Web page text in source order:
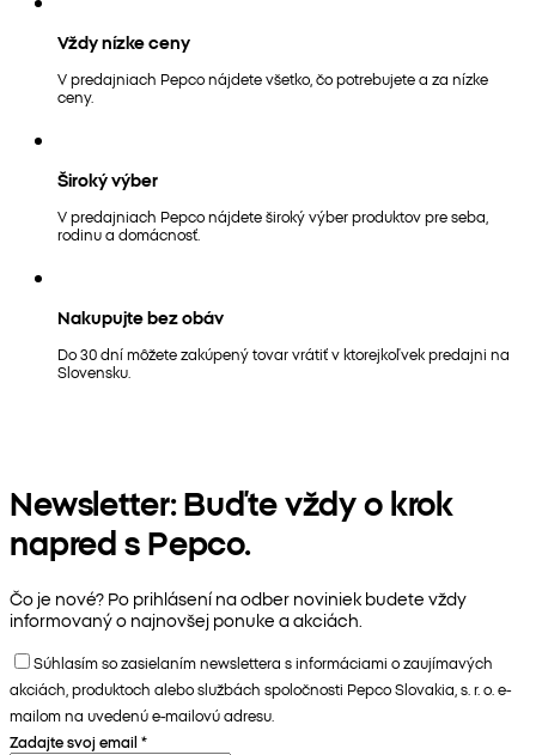
Vždy nízke ceny
V predajniach Pepco nájdete všetko, čo potrebujete a za nízke
ceny.
Široký výber
V predajniach Pepco nájdete široký výber produktov pre seba,
rodinu a domácnosť.
Nakupujte bez obáv
Do 30 dní môžete zakúpený tovar vrátiť v ktorejkoľvek predajni na
Slovensku.
Newsletter: Buďte vždy o krok
napred s Pepco.
Čo je nové? Po prihlásení na odber noviniek budete vždy
informovaný o najnovšej ponuke a akciách.
Súhlasím so zasielaním newslettera s informáciami o zaujímavých
akciách, produktoch alebo službách spoločnosti Pepco Slovakia, s. r. o. e-
mailom na uvedenú e-mailovú adresu.
Zadajte svoj email *